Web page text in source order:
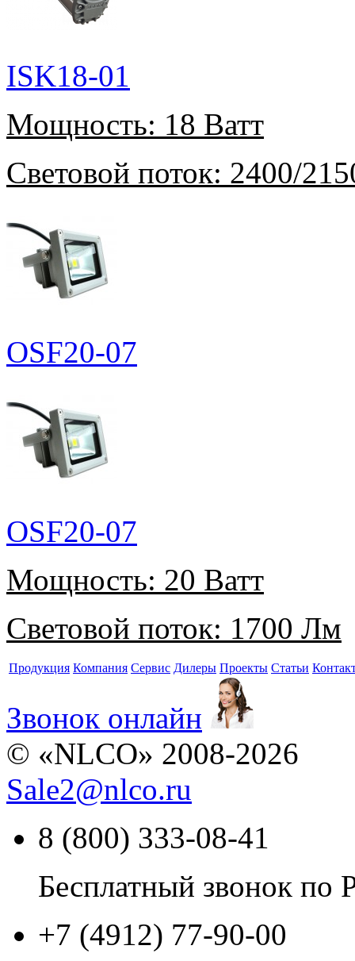
ISK18-01
Мощность: 18 Ватт
Световой поток: 2400/
OSF20-07
OSF20-07
Мощность: 20 Ватт
Световой поток: 1700 Лм
Продукция Компания Сервис Дилеры Проекты Статьи
Звонок онлайн
© «NLCO» 2008-2026
Sale2@nlco.ru
8 (800) 333-08-41
Бесплатный звонок по
+7 (4912) 77-90-00